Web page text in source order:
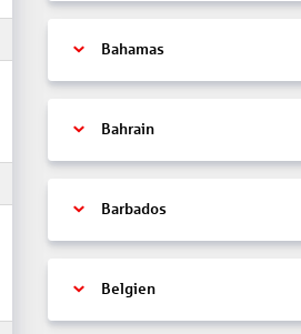
Bahamas
Bahrain
Barbados
Belgien